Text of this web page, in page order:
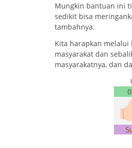
Mungkin bantuan ini
sedikit bisa
tambahnya.
Kita harapkan
masyarakat dan
masyarakatnya, dan